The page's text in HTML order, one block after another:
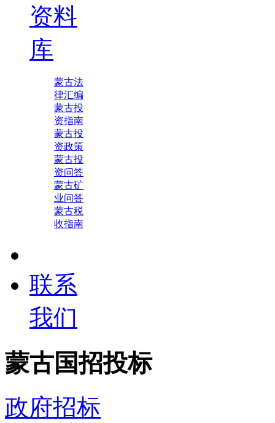
资料
库
蒙古法
律汇编
蒙古投
资指南
蒙古投
资政策
蒙古投
资问答
蒙古矿
业问答
蒙古税
收指南
联系
我们
蒙古国招投标
政府招标